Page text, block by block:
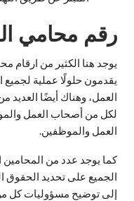
رقم محامي
يوجد هنا الكثير من ارقام
يقدمون حلولًا عملية لجميع
العمل، وهناك أيضًا العديد
لكل من أصحاب العمل
العمل والموظفين.
كما يوجد عدد من المحامين
الجميع على تحديد الحقوق
إلى توضيح مسؤوليات كل